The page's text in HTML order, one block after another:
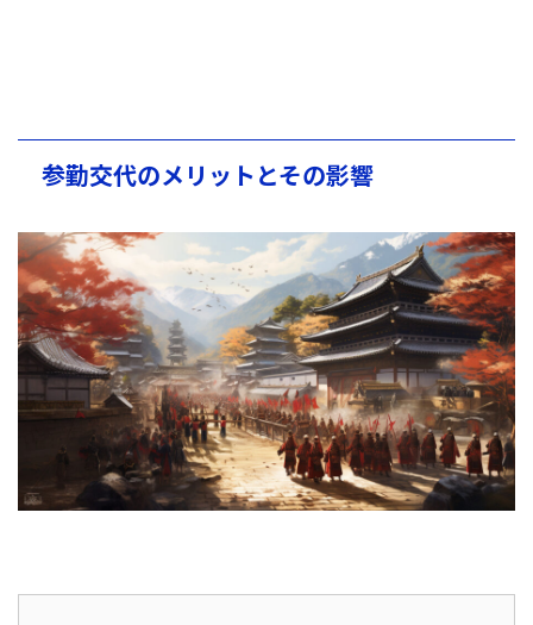
参勤交代のメリットとその影響